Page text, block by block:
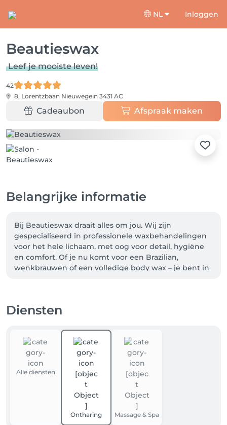
NL Inloggen
Beautieswax
Leef je mooiste leven!
42
8, Lorentzbaan Nieuwegein 3431 AC
Cadeaubon Afspraak maken
Belangrijke informatie
Bij Beautieswax draait alles om jou. Wij zijn
gespecialiseerd in professionele waxbehandelingen
voor het hele lichaam, met oog voor detail, hygiëne
en comfort. Of je nu komt voor een Brazilian,
wenkbrauwen of een volledige body wax – je bent in
ook zo pijnloos mogelijk dankzij onze zachte
de tijd voor je, luisteren naar je wensen en zorgen
dat je ontspannen én zelfverzekerd de deur uitloopt.
✨ Ervaar zelf het verschil bij Beautieswax – waar
beauty en zelfzorg samenkomen.
Diensten
Alle diensten
Ontharing Massage & Spa